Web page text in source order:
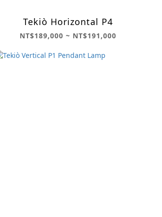
Tekiò Horizontal P4
NT$189,000 ~ NT$191,000